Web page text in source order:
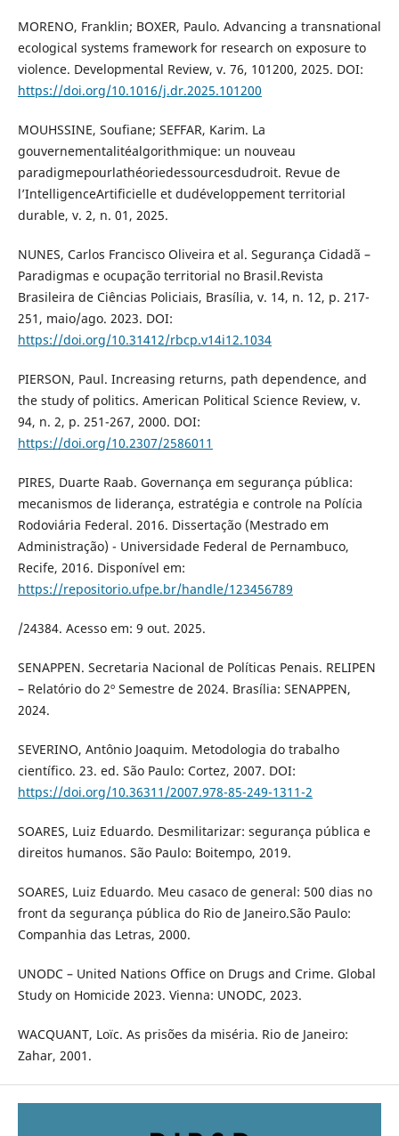
MORENO, Franklin; BOXER, Paulo. Advancing a transnational
ecological systems framework for research on exposure to
violence. Developmental Review, v. 76, 101200, 2025. DOI:
https://doi.org/10.1016/j.dr.2025.101200
MOUHSSINE, Soufiane; SEFFAR, Karim. La
gouvernementalitéalgorithmique: un nouveau
paradigmepourlathéoriedessourcesdudroit. Revue de
l’IntelligenceArtificielle et dudéveloppement territorial
durable, v. 2, n. 01, 2025.
NUNES, Carlos Francisco Oliveira et al. Segurança Cidadã –
Paradigmas e ocupação territorial no Brasil.Revista
Brasileira de Ciências Policiais, Brasília, v. 14, n. 12, p. 217-
251, maio/ago. 2023. DOI:
https://doi.org/10.31412/rbcp.v14i12.1034
PIERSON, Paul. Increasing returns, path dependence, and
the study of politics. American Political Science Review, v.
94, n. 2, p. 251-267, 2000. DOI:
https://doi.org/10.2307/2586011
PIRES, Duarte Raab. Governança em segurança pública:
mecanismos de liderança, estratégia e controle na Polícia
Rodoviária Federal. 2016. Dissertação (Mestrado em
Administração) - Universidade Federal de Pernambuco,
Recife, 2016. Disponível em:
https://repositorio.ufpe.br/handle/123456789
/24384. Acesso em: 9 out. 2025.
SENAPPEN. Secretaria Nacional de Políticas Penais. RELIPEN
– Relatório do 2º Semestre de 2024. Brasília: SENAPPEN,
2024.
SEVERINO, Antônio Joaquim. Metodologia do trabalho
científico. 23. ed. São Paulo: Cortez, 2007. DOI:
https://doi.org/10.36311/2007.978-85-249-1311-2
SOARES, Luiz Eduardo. Desmilitarizar: segurança pública e
direitos humanos. São Paulo: Boitempo, 2019.
SOARES, Luiz Eduardo. Meu casaco de general: 500 dias no
front da segurança pública do Rio de Janeiro.São Paulo:
Companhia das Letras, 2000.
UNODC – United Nations Office on Drugs and Crime. Global
Study on Homicide 2023. Vienna: UNODC, 2023.
WACQUANT, Loïc. As prisões da miséria. Rio de Janeiro:
Zahar, 2001.